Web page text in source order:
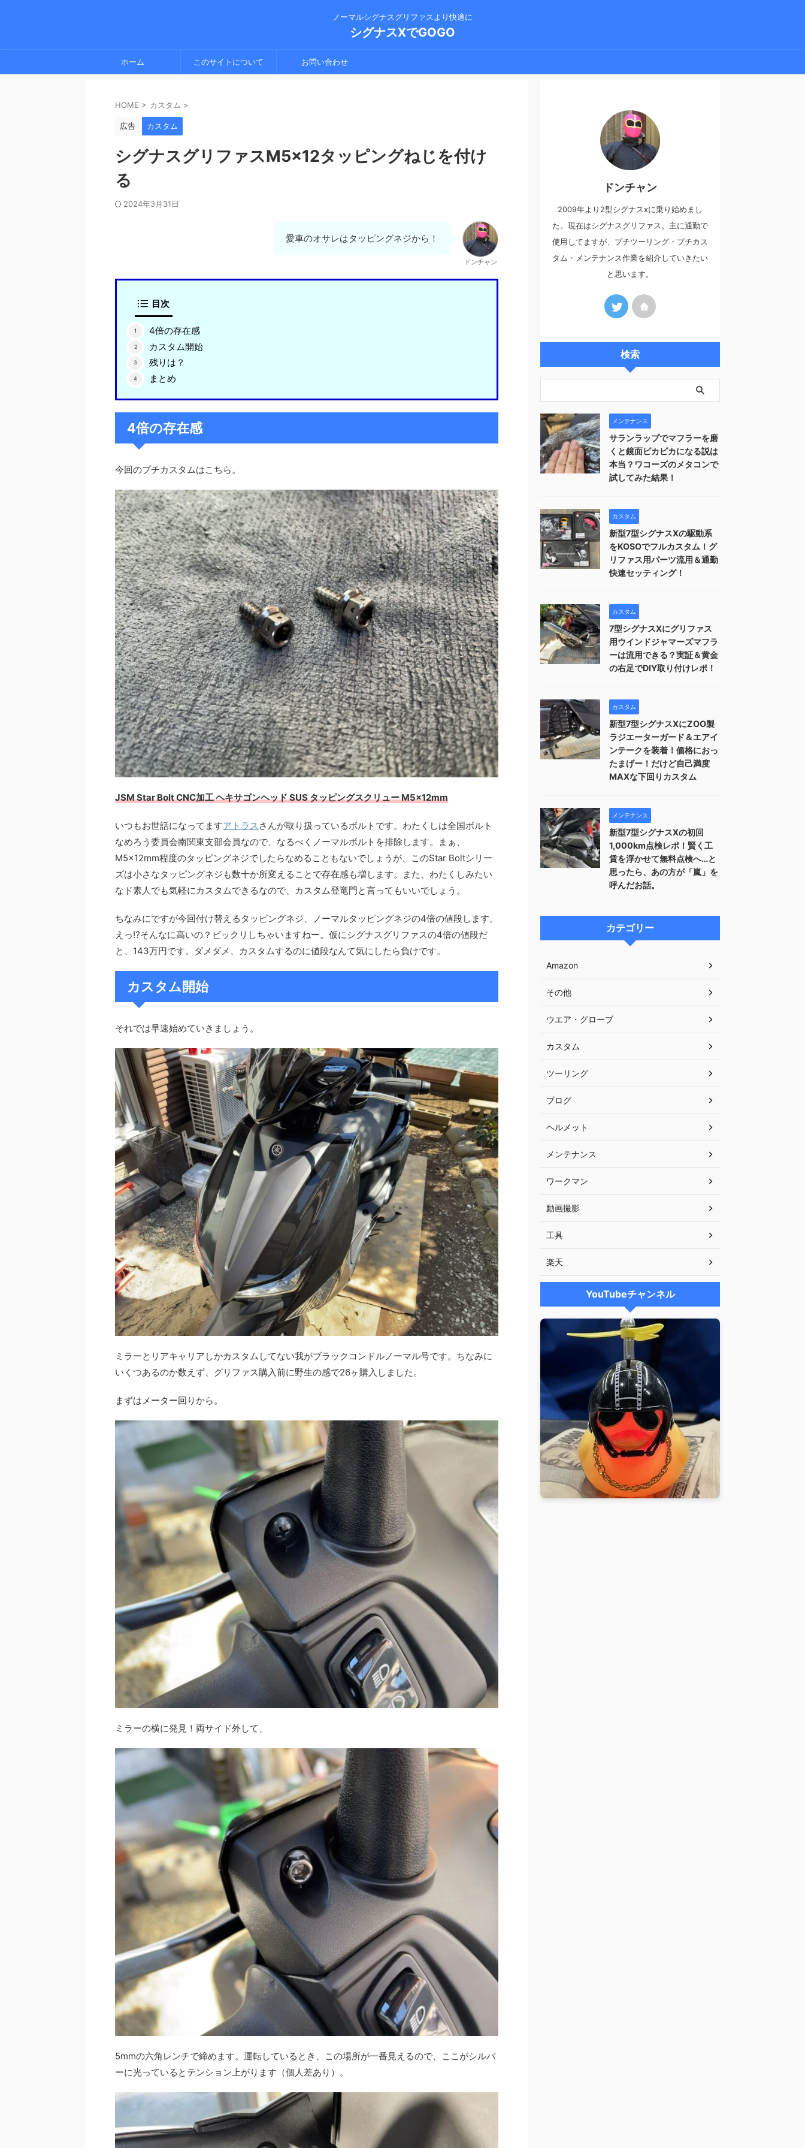
ノーマルシグナスグリファスより快適に
シグナスXでGOGO
ホーム このサイトについて お問い合わせ
HOME > カスタム >
広告 カスタム
シグナスグリファスM5×12タッピングねじを付け
る
2024年3月31日
愛車のオサレはタッピングネジから！
ドンチャン
目次
4倍の存在感
カスタム開始
残りは？
まとめ
4倍の存在感
今回のプチカスタムはこちら。
JSM Star Bolt CNC加工 ヘキサゴンヘッド SUS タッピングスクリュー M5×12mm
いつもお世話になってますアトラス さんが取り扱っているボルトです。わたくしは全国ボルト
なめろう委員会南関東支部会員なので、なるべくノーマルボルトを排除します。まぁ、
M5×12mm程度のタッピングネジでしたらなめることもないでしょうが、このStar Boltシリー
ズは小さなタッピングネジも数十か所変えることで存在感も増します。また、わたくしみたい
なド素人でも気軽にカスタムできるなので、カスタム登竜門と言ってもいいでしょう。
ちなみにですが今回付け替えるタッピングネジ、ノーマルタッピングネジの4倍の値段します。
えっ⁉そんなに高いの？ビックリしちゃいますねー。仮にシグナスグリファスの4倍の値段だ
と、143万円です。ダメダメ、カスタムするのに値段なんて気にしたら負けです。
カスタム開始
それでは早速始めていきましょう。
ミラーとリアキャリアしかカスタムしてない我がブラックコンドルノーマル号です。ちなみに
いくつあるのか数えず、 グリファス購入前に野生の感で26ヶ購入しました。
まずはメーター回りから。
ミラーの横に発見！両サイド外して、
5mmの六角レンチで締めます。運転しているとき、この場所が一番見えるので、ここがシルバ
ーに光っているとテンション上がります（個人差あり）。
ドンチャン
2009年より2型シグナスxに乗り始めまし
た。現在はシグナスグリファス。主に通勤で
使用してますが、プチツーリング・プチカス
タム・メンテナンス作業を紹介していきたい
と思います。
検索
メンテナンス
サランラップでマフラーを磨
くと鏡面ピカピカになる説は
本当？ワコーズのメタコンで
試してみた結果！
カスタム
新型7型シグナスXの駆動系
をKOSOでフルカスタム！グ
リファス用パーツ流用＆通勤
快速セッティング！
カスタム
7型シグナスXにグリファス
用ウインドジャマーズマフラ
ーは流用できる？実証＆黄金
の右足でDIY取り付けレポ！
カスタム
新型7型シグナスXにZOO製
ラジエーターガード＆エアイ
ンテークを装着！価格におっ
たまげー！だけど自己満度
MAXな下回りカスタム
メンテナンス
新型7型シグナスXの初回
1,000km点検レポ！賢く工
賃を浮かせて無料点検へ…と
思ったら、あの方が「嵐」を
呼んだお話。
カテゴリー
Amazon
その他
ウエア・グローブ
カスタム
ツーリング
ブログ
ヘルメット
メンテナンス
ワークマン
動画撮影
工具
楽天
YouTubeチャンネル